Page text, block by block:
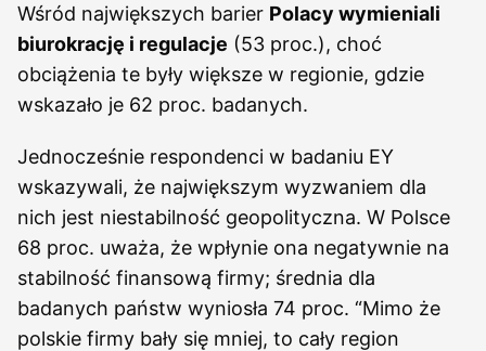
Wśród największych barier Polacy wymieniali
biurokrację i regulacje (53 proc.), choć
obciążenia te były większe w regionie, gdzie
wskazało je 62 proc. badanych.
Jednocześnie respondenci w badaniu EY
wskazywali, że największym wyzwaniem dla
nich jest niestabilność geopolityczna. W Polsce
68 proc. uważa, że wpłynie ona negatywnie na
stabilność finansową firmy; średnia dla
badanych państw wyniosła 74 proc. “Mimo że
polskie firmy bały się mniej, to cały region